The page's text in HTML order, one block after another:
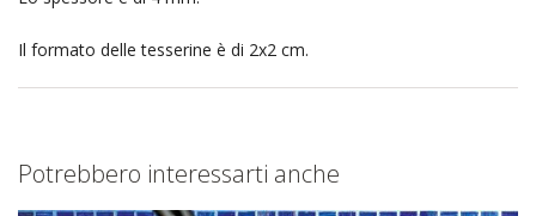
Il formato delle tesserine è di 2x2 cm.
Potrebbero interessarti anche